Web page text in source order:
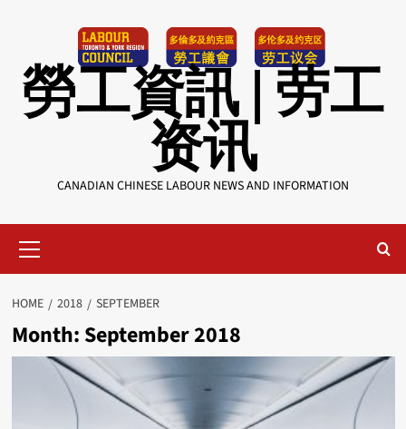
勞工資訊 | 劳工
资讯
CANADIAN CHINESE LABOUR NEWS AND INFORMATION
Menu
HOME 2018 SEPTEMBER
Month: September 2018